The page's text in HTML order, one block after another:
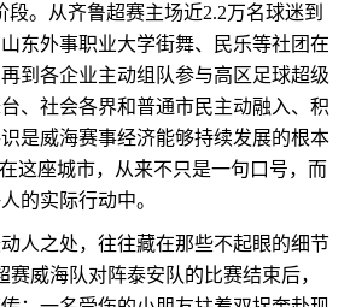
段。从齐鲁超赛主场近2.2万名球迷到
东外事职业大学街舞、民乐等社团在
到各企业主动组队参与高区足球超级
、社会各界和普通市民主动融入、积
是威海赛事经济能够持续发展的根本
这座城市，从来不只是一句口号，而
的实际行动中。
之处，往往藏在那些不起眼的细节
赛威海队对阵泰安队的比赛结束后，